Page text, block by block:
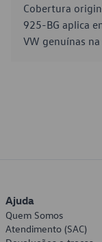
Cobertura
925-BG aplica
VW genuínas
Ajuda
Quem Somos
Atendimento (SAC)